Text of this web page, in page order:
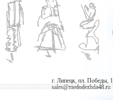
г. Липецк, пл. Победы, 1
sales@medodezhda48.ru